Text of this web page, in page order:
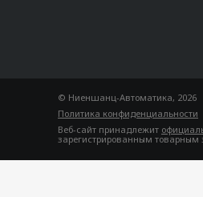
© Ниеншанц-Автоматика, 2026
Политика конфиденциальности
Веб-сайт принадлежит
зарегистрированным